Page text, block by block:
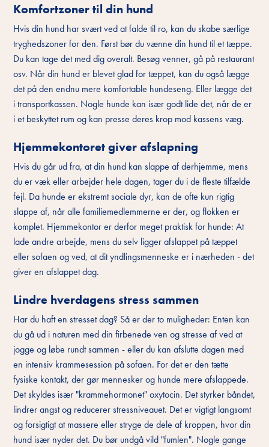
Komfortzoner til din hund
Hvis din hund har svært ved at falde til ro, kan du skabe særlige
tryghedszoner for den. Først bør du vænne din hund til et tæppe.
Du kan tage det med dig overalt. Besøg venner, gå på restaurant
osv. Når din hund er blevet glad for tæppet, kan du også lægge
det på den endnu mere komfortable hundeseng. Eller lægge det
i transportkassen. Nogle hunde kan især godt lide det, når de er
i et beskyttet rum og kan presse deres krop mod kassens væg.
Hjemmekontoret giver afslapning
Hvis du går ud fra, at din hund kan slappe af derhjemme, mens
du er væk eller arbejder hele dagen, tager du i de fleste tilfælde
fejl. Da hunde er ekstremt sociale dyr, kan de ofte kun rigtig
slappe af, når alle familiemedlemmerne er der, og flokken er
komplet. Hjemmekontor er derfor meget praktisk for hunde: At
lade andre arbejde, mens du selv ligger afslappet på tæppet
eller sofaen og ved, at dit yndlingsmenneske er i nærheden - det
giver en afslappet dag.
Lindre hverdagens stress sammen
Har du haft en stresset dag? Så er der to muligheder: Enten kan
du gå ud i naturen med din firbenede ven og stresse af ved at
jogge og løbe rundt sammen - eller du kan afslutte dagen med
en intensiv krammesession på sofaen. For det er den tætte
fysiske kontakt, der gør mennesker og hunde mere afslappede.
Det skyldes især "krammehormonet" oxytocin. Det styrker båndet,
lindrer angst og reducerer stressniveauet. Det er vigtigt langsomt
og forsigtigt at massere eller stryge de dele af kroppen, hvor din
hund især nyder det. Du bør undgå vild "fumlen". Nogle gange